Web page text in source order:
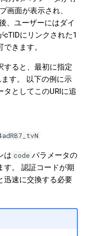
画面が表示され、
、ユーザーにはダイ
cTIDにリンクされた1
きます。
すると、最初に指定
す。 以下の例に示
としてこのURIに追
は code パラメータの
す。 認証コードが期
迅速に交換する必要